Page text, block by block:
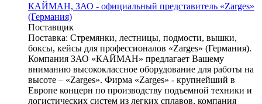
КАЙМАН, ЗАО - официальный представитель «Zarges»
(Германия)
Поставщик
Поставка: Стремянки, лестницы, подмости, вышки,
боксы, кейсы для профессионалов «Zarges» (Германия).
Компания ЗАО «КАЙМАН» предлагает Вашему
вниманию высококлассное оборудование для работы на
высоте – «Zarges». Фирма «Zarges» - крупнейший в
Европе концерн по производству подъемной техники и
логистических систем из легких сплавов, компания